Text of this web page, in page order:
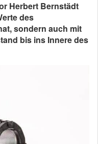
Herbert Bernstädt
des
sondern auch mit
bis ins Innere des